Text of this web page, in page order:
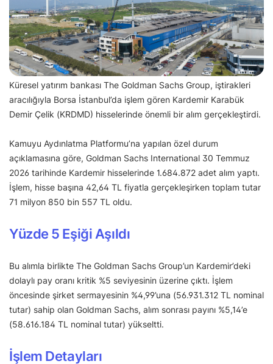
Küresel yatırım bankası The Goldman Sachs Group, iştirakleri
aracılığıyla Borsa İstanbul’da işlem gören Kardemir Karabük
Demir Çelik (KRDMD) hisselerinde önemli bir alım gerçekleştirdi.
Kamuyu Aydınlatma Platformu’na yapılan özel durum
açıklamasına göre, Goldman Sachs International 30 Temmuz
2026 tarihinde Kardemir hisselerinde 1.684.872 adet alım yaptı.
İşlem, hisse başına 42,64 TL fiyatla gerçekleşirken toplam tutar
71 milyon 850 bin 557 TL oldu.
Yüzde 5 Eşiği Aşıldı
Bu alımla birlikte The Goldman Sachs Group’un Kardemir’deki
dolaylı pay oranı kritik %5 seviyesinin üzerine çıktı. İşlem
öncesinde şirket sermayesinin %4,99’una (56.931.312 TL nominal
tutar) sahip olan Goldman Sachs, alım sonrası payını %5,14’e
(58.616.184 TL nominal tutar) yükseltti.
İşlem Detayları